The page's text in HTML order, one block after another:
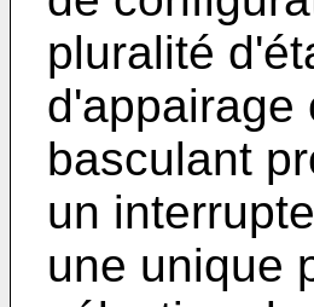
pluralité
d'appairage
basculant
un
une unique